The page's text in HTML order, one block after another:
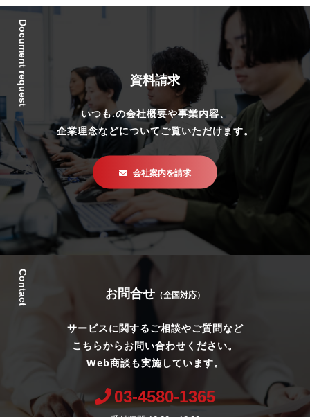
Document request 資料請求
いつも.の会社概要や事業内容、
企業理念などについてご覧いただけます。
会社案内を請求
Contact お問合せ （全国対応）
サービスに関するご相談やご質問など
こちらからお問い合わせください。
Web商談も実施しています。
03-4580-1365